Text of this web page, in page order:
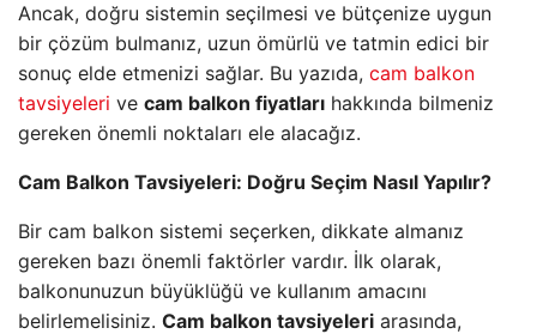
Ancak, doğru sistemin seçilmesi ve bütçenize uygun
bir çözüm bulmanız, uzun ömürlü ve tatmin edici bir
sonuç elde etmenizi sağlar. Bu yazıda, cam balkon
tavsiyeleri ve cam balkon fiyatları hakkında bilmeniz
gereken önemli noktaları ele alacağız.
Cam Balkon Tavsiyeleri: Doğru Seçim Nasıl Yapılır?
Bir cam balkon sistemi seçerken, dikkate almanız
gereken bazı önemli faktörler vardır. İlk olarak,
balkonunuzun büyüklüğü ve kullanım amacını
belirlemelisiniz. Cam balkon tavsiyeleri arasında,